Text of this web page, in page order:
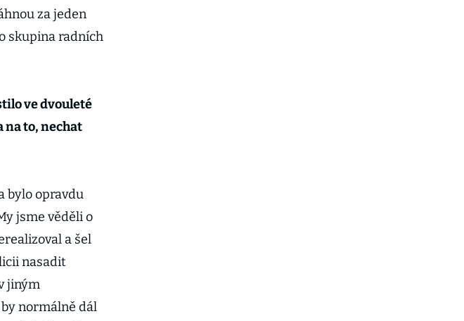
za jeden
skupina radních
ve dvouleté
na to, nechat
bylo opravdu
jsme věděli o
a šel
nasadit
jiným
normálně dál